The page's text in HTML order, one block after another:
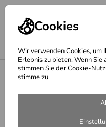
Cookies
Wir verwenden Cookies, um
Erlebnis zu bieten. Wenn
stimmen Sie der Cookie-
stimme zu.
Möbel und Accessoires
Regale, Vitrinen